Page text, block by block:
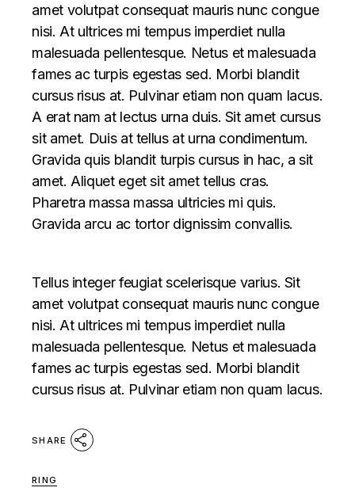
amet volutpat consequat mauris nunc congue
nisi. At ultrices mi tempus imperdiet nulla
malesuada pellentesque. Netus et malesuada
fames ac turpis egestas sed. Morbi blandit
cursus risus at. Pulvinar etiam non quam lacus.
A erat nam at lectus urna duis. Sit amet cursus
sit amet. Duis at tellus at urna condimentum.
Gravida quis blandit turpis cursus in hac, a sit
amet. Aliquet eget sit amet tellus cras.
Pharetra massa massa ultricies mi quis.
Gravida arcu ac tortor dignissim convallis.
Tellus integer feugiat scelerisque varius. Sit
amet volutpat consequat mauris nunc congue
nisi. At ultrices mi tempus imperdiet nulla
malesuada pellentesque. Netus et malesuada
fames ac turpis egestas sed. Morbi blandit
cursus risus at. Pulvinar etiam non quam lacus.
SHARE
RING